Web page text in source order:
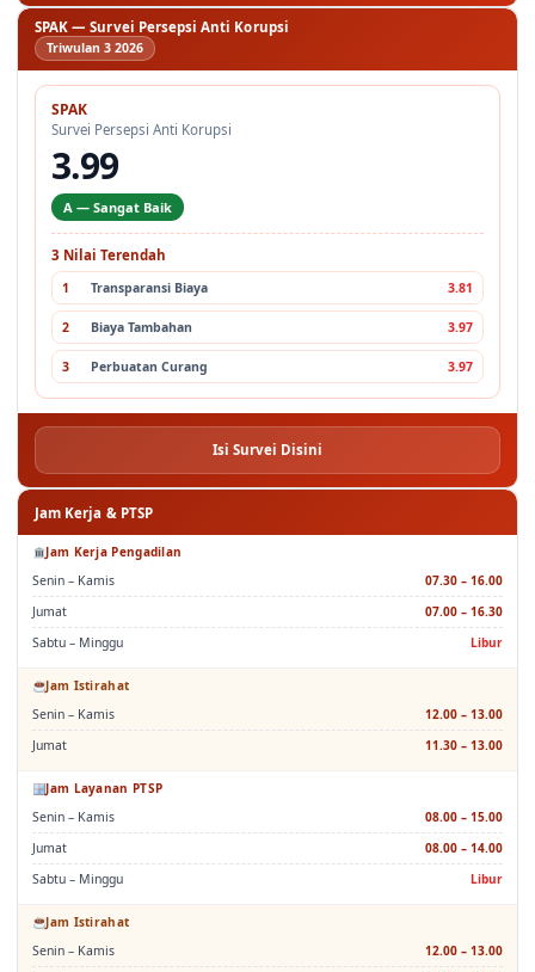
SPAK — Survei Persepsi Anti Korupsi
Triwulan 3 2026
SPAK
Survei Persepsi Anti Korupsi
3.99
A — Sangat Baik
3 Nilai Terendah
1 Transparansi Biaya 3.81
2 Biaya Tambahan 3.97
3 Perbuatan Curang 3.97
Isi Survei Disini
Jam Kerja & PTSP
Jam Kerja Pengadilan
Senin – Kamis
07.30 – 16.00
Jumat
07.00 – 16.30
Sabtu – Minggu
Libur
Jam Istirahat
Senin – Kamis
12.00 – 13.00
Jumat
11.30 – 13.00
Jam Layanan PTSP
Senin – Kamis
08.00 – 15.00
Jumat
08.00 – 14.00
Sabtu – Minggu
Libur
Jam Istirahat
Senin – Kamis
12.00 – 13.00